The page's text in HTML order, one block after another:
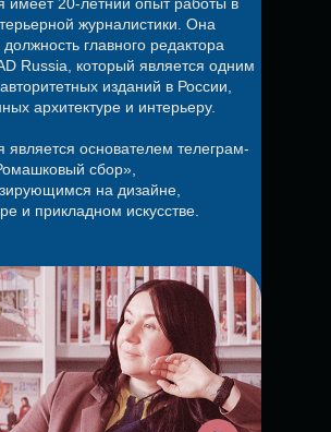
журналистики. Она
главного редактора
Russia, который является одним
изданий в России,
архитектуре и интерьеру.
является основателем телеграм-
сбор»,
на дизайне,
и прикладном искусстве.